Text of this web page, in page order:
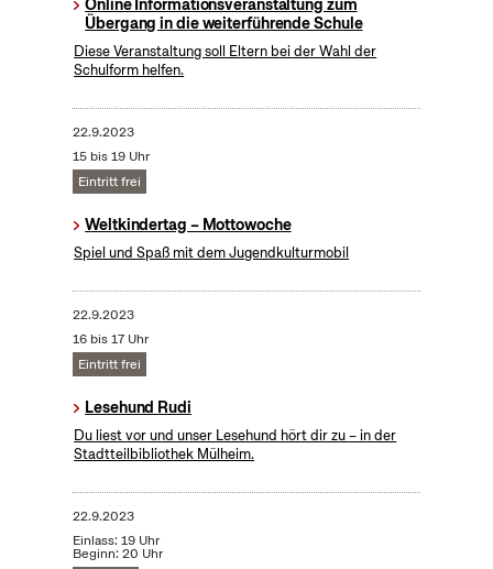
Online Informationsveranstaltung zum
Übergang in die weiterführende Schule
Diese Veranstaltung soll Eltern bei der Wahl der
Schulform helfen.
22.9.2023
15 bis 19 Uhr
Eintritt frei
Weltkindertag – Mottowoche
Spiel und Spaß mit dem Jugendkulturmobil
22.9.2023
16 bis 17 Uhr
Eintritt frei
Lesehund Rudi
Du liest vor und unser Lesehund hört dir zu – in der
Stadtteilbibliothek Mülheim.
22.9.2023
Einlass: 19 Uhr
Beginn: 20 Uhr